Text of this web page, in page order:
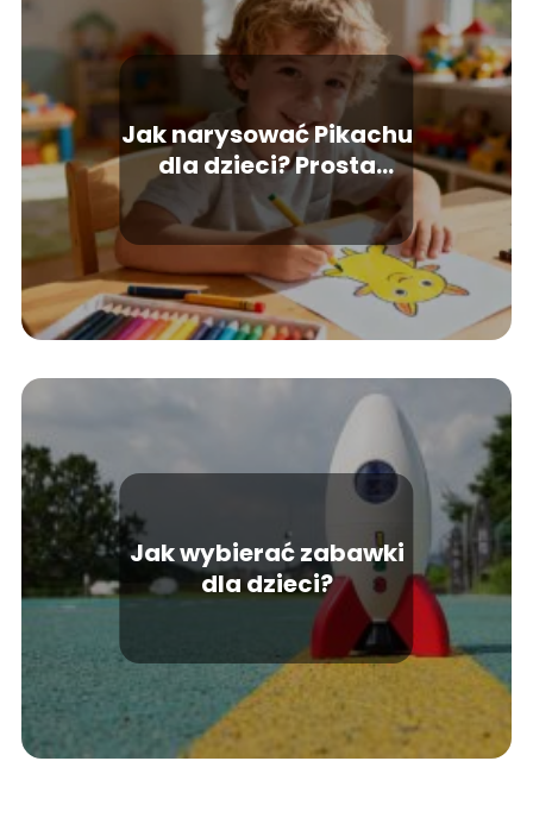
Jak narysować Pikachu
dla dzieci? Prosta
instrukcja krok po
kroku
Jak wybierać zabawki
dla dzieci?